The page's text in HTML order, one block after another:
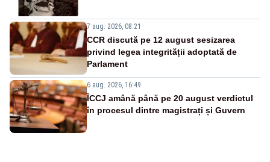
7 aug. 2026, 08:21
CCR discută pe 12 august sesizarea
privind legea integrității adoptată de
Parlament
6 aug. 2026, 16:49
ÎCCJ amână până pe 20 august verdictul
în procesul dintre magistrați și Guvern